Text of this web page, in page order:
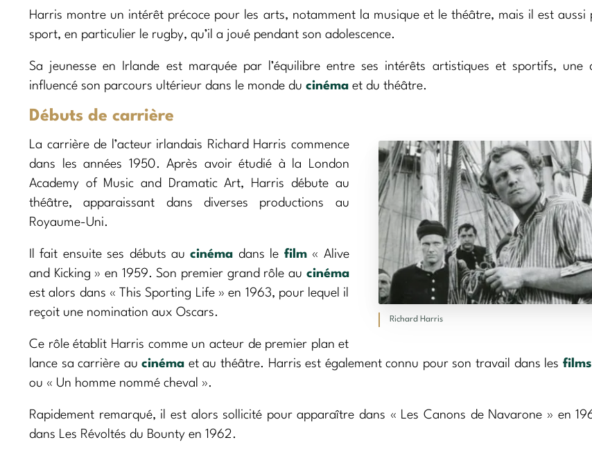
Harris montre un intérêt précoce pour les arts, notamment la musique et le théâtre, mais il est aussi
sport, en particulier le rugby, qu’il a joué pendant son adolescence.
Sa jeunesse en Irlande est marquée par l’équilibre entre ses intérêts artistiques et sportifs, une
influencé son parcours ultérieur dans le monde du cinéma et du théâtre.
Débuts de carrière
Richard Harris
La carrière de l’acteur irlandais Richard Harris commence
dans les années 1950. Après avoir étudié à la London
Academy of Music and Dramatic Art, Harris débute au
théâtre, apparaissant dans diverses productions au
Royaume-Uni.
Il fait ensuite ses débuts aucinéma dans le film« Alive
and Kicking » en 1959. Son premier grand rôle au cinéma
est alors dans « This Sporting Life » en 1963, pour lequel il
reçoit une nomination aux Oscars.
Ce rôle établit Harris comme un acteur de premier plan et
lance sa carrière aucinéma et au théâtre. Harris est également connu pour son travail dans les films
ou « Un homme nommé cheval ».
Rapidement remarqué, il est alors sollicité pour apparaître dans « Les Canons de Navarone » en
dans Les Révoltés du Bounty en 1962.